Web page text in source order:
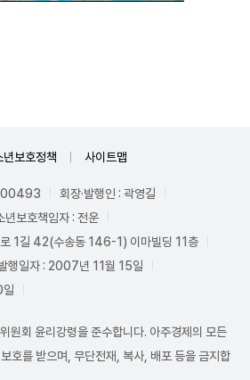
년보호정책 사이트맵
00493
회장·발행인 : 곽영길
년보호책임자 : 전운
로 1길 42(수송동 146-1) 이마빌딩 11층
행일자 : 2007년 11월 15일
원회 윤리강령을 준수합니다. 아주경제의 모든
호를 받으며, 무단전재, 복사, 배포 등을 금지합